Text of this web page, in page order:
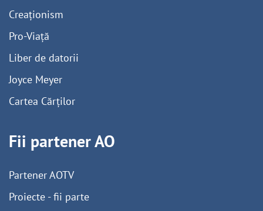
Creaționism
Pro-Viață
Liber de datorii
Joyce Meyer
Cartea Cărților
Fii partener AO
Partener AOTV
Proiecte - fii parte